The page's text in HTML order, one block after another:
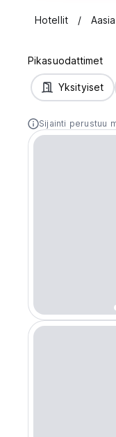
Hotellit
Pikasuodattimet
Yksityiset
Sijainti perustuu